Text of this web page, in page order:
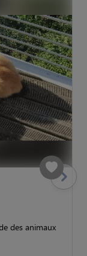
des animaux
Suivant